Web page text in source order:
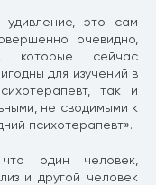
удивление, это сам
очевидно,
которые сейчас
для изучений в
так и
не сводимыми к
психотерапевт».
один человек,
и другой человек